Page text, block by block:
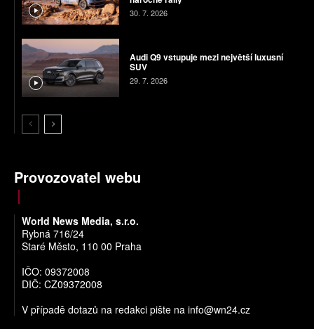
30. 7. 2026
Audi Q9 vstupuje mezi největší luxusní
SUV
29. 7. 2026
Provozovatel webu
World News Media, s.r.o.
Rybná 716/24
Staré Město, 110 00 Praha
IČO: 09372008
DIČ: CZ09372008
V případě dotazů na redakci pište na info@wn24.cz